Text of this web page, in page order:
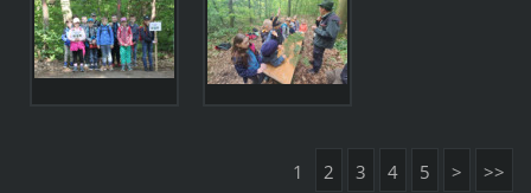
1 2 3 4 5 > >>